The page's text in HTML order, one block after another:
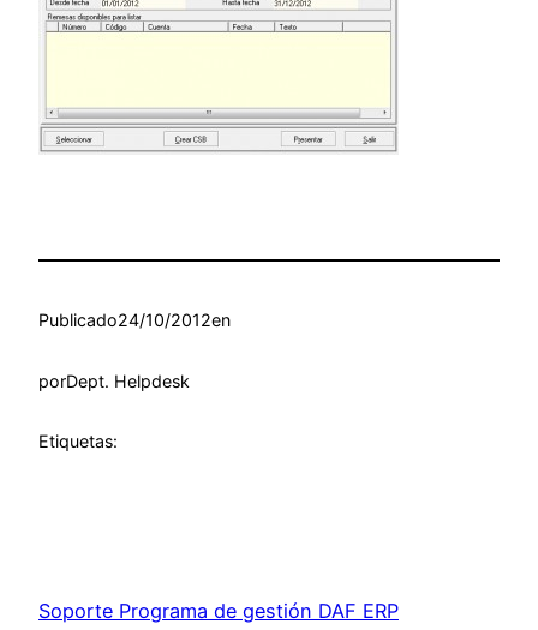
Publicado24/10/2012en
porDept. Helpdesk
Etiquetas:
Soporte Programa de gestión DAF ERP